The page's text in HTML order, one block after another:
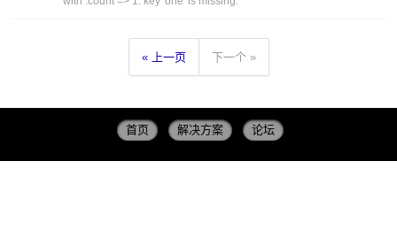
« 上一页 下一个 »
首页 解决方案 论坛